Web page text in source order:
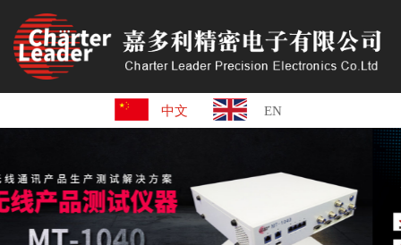
中文 EN